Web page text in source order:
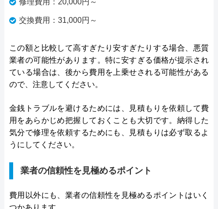
修理費用：20,000円～
交換費用：31,000円～
この額と比較して高すぎたり安すぎたりする場合、悪質
業者の可能性があります。特に安すぎる価格が提示され
ている場合は、後から費用を上乗せされる可能性がある
ので、注意してください。
金銭トラブルを避けるためには、見積もりを依頼して費
用をあらかじめ把握しておくことも大切です。納得した
気分で修理を依頼するためにも、見積もりは必ず取るよ
うにしてください。
業者の信頼性を見極めるポイント
費用以外にも、業者の信頼性を見極めるポイントはいく
つかあります。